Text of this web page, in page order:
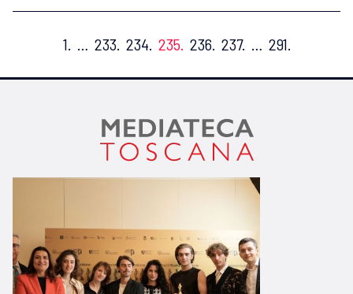
1. … 233. 234. 235. 236. 237. … 291.